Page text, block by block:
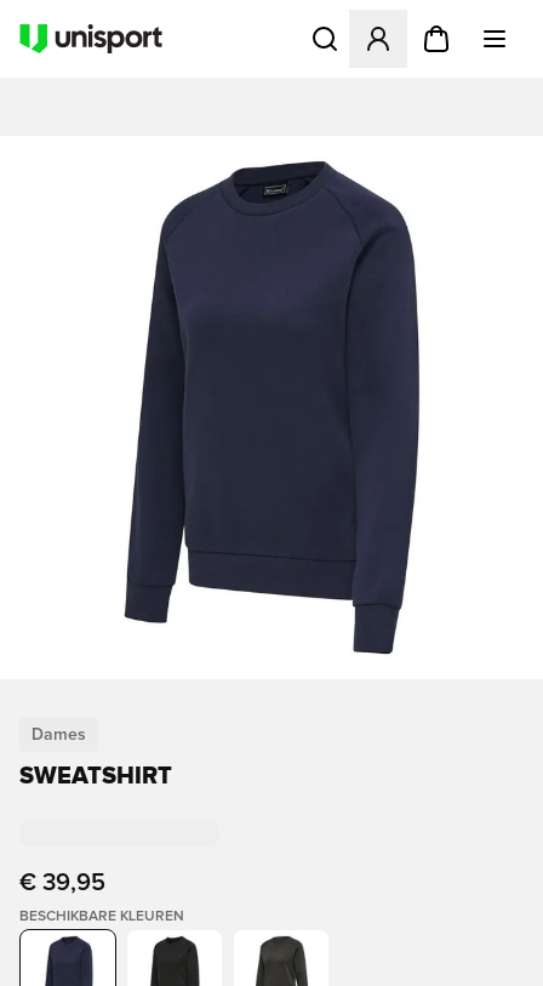
Opent een venster om in
Dames
SWEATSHIRT
€ 39,95
BESCHIKBARE KLEUREN